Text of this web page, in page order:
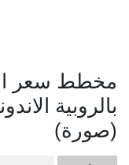
مخطط سعر
(صورة)